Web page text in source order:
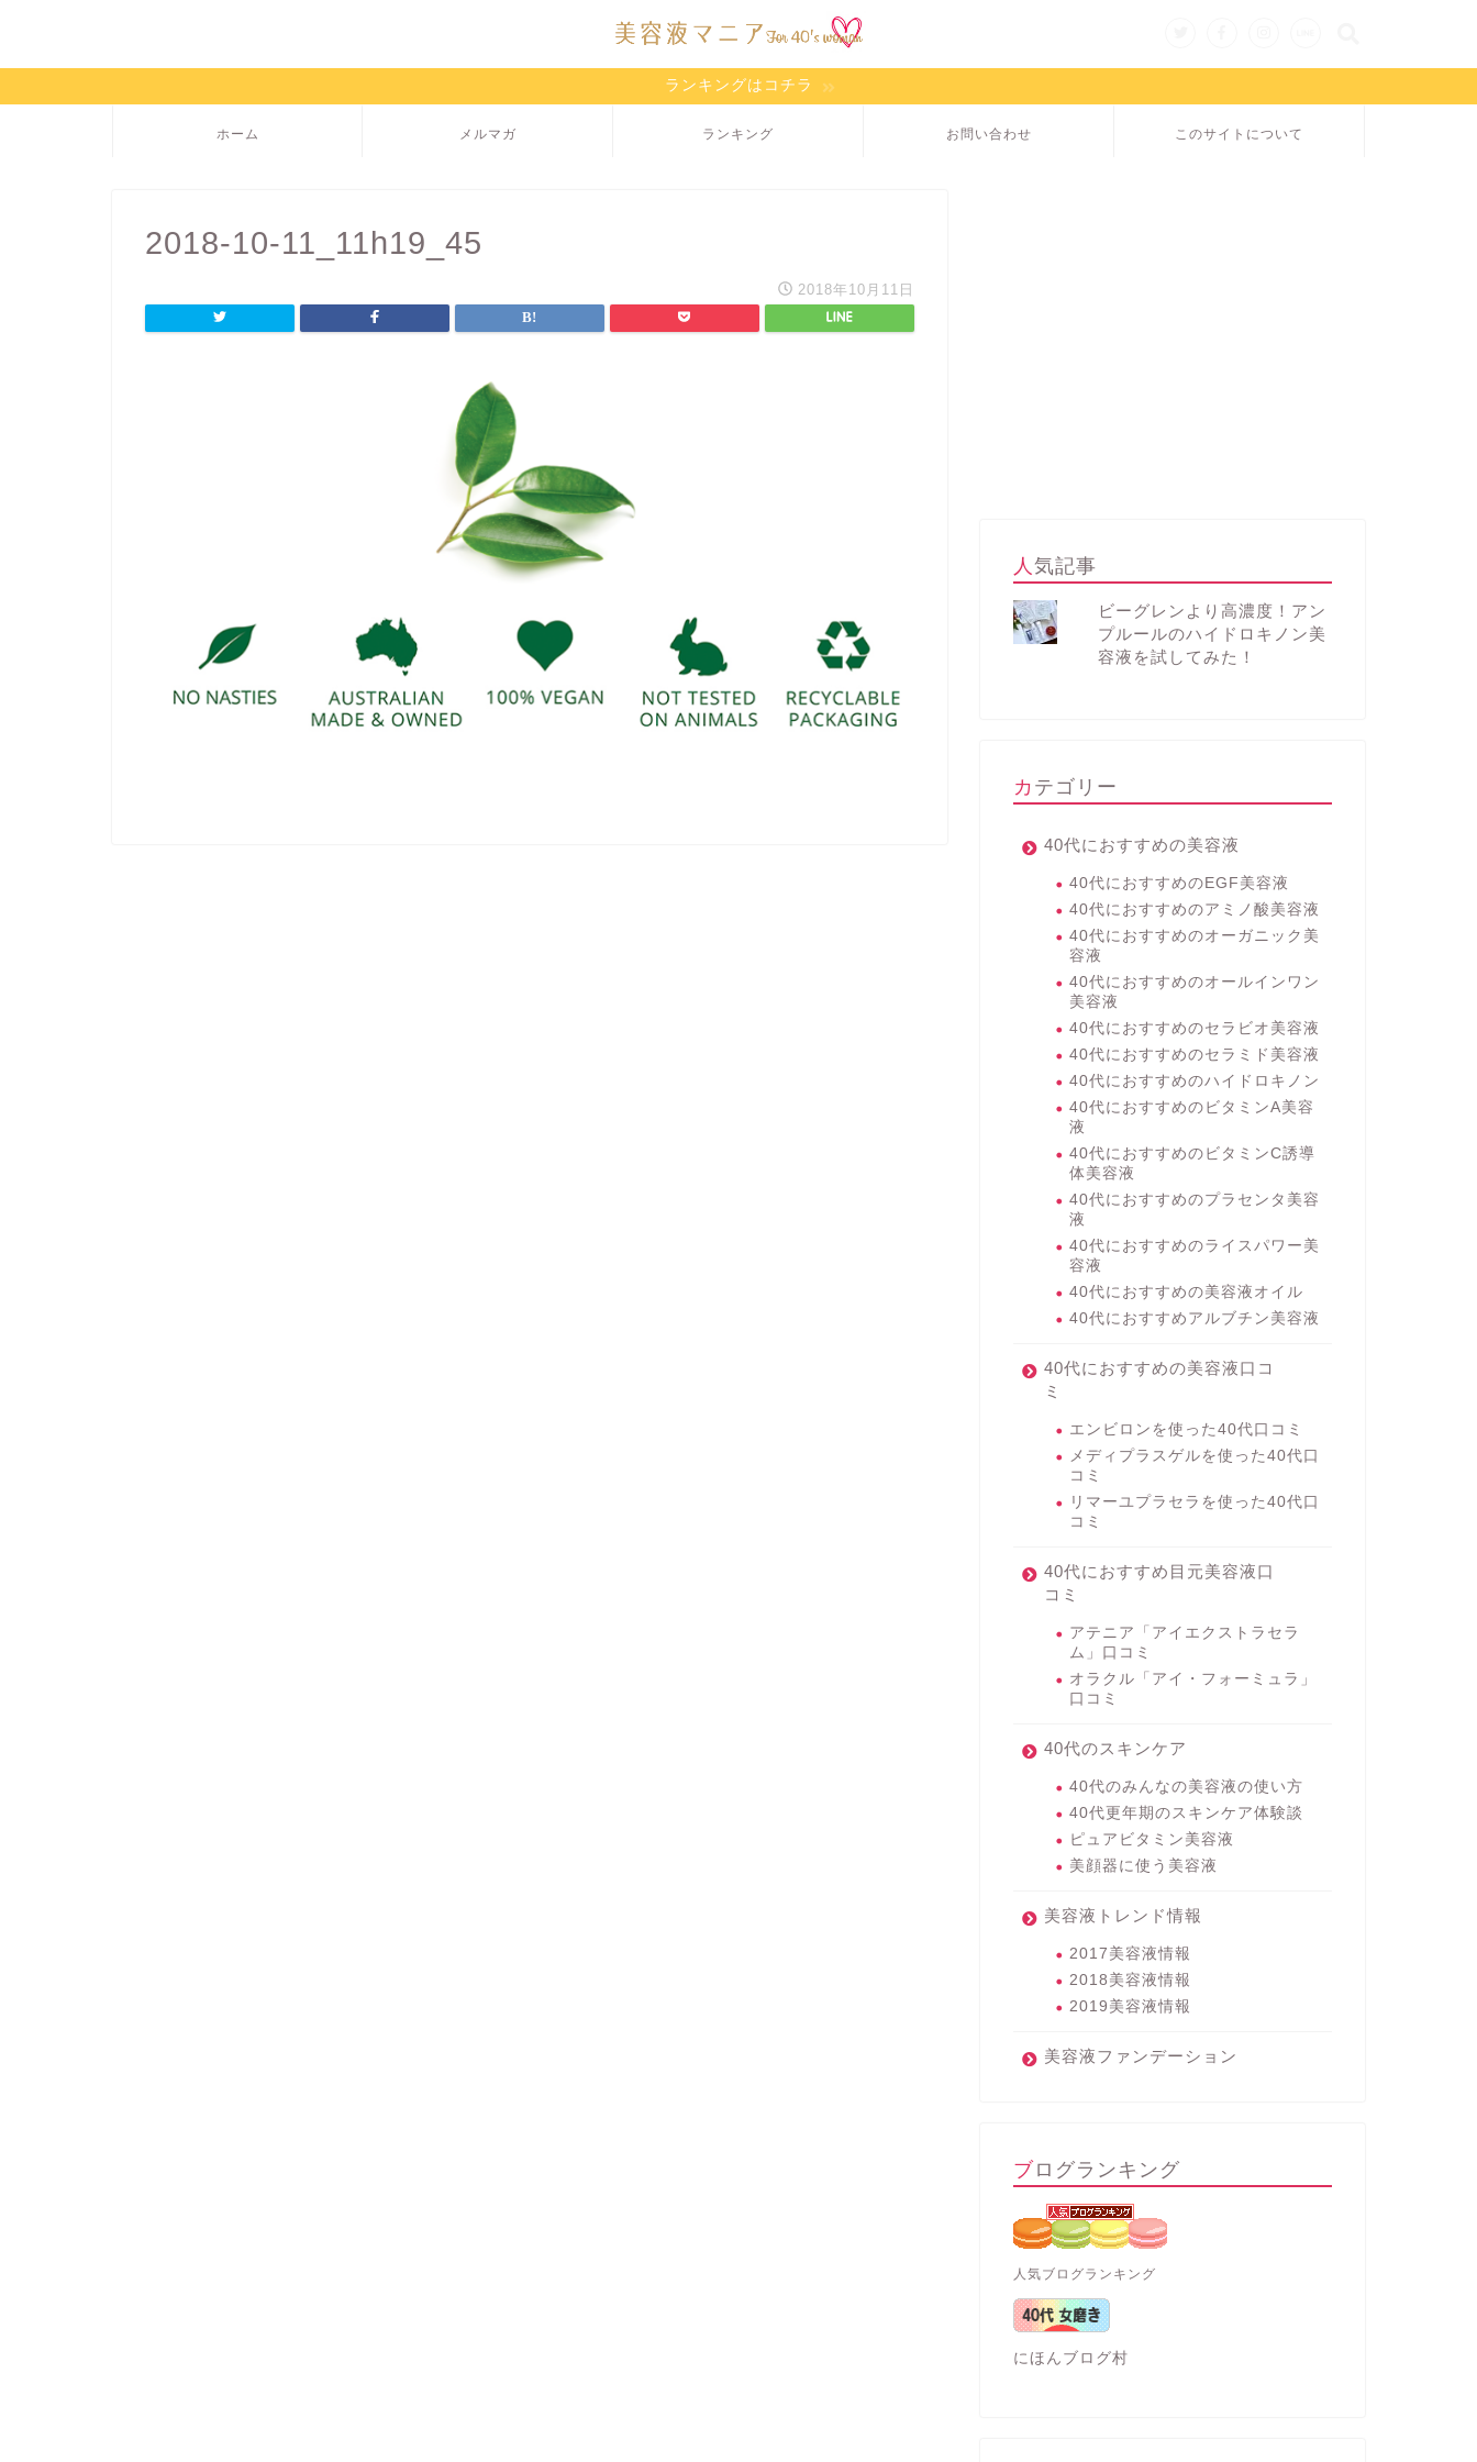
ランキングはコチラ
ホーム メルマガ ランキング お問い合わせ このサイトについて
2018-10-11_11h19_45
2018年10月11日
人気記事
ビーグレンより高濃度！アン
プルールのハイドロキノン美
容液を試してみた！
カテゴリー
40代におすすめの美容液
40代におすすめのEGF美容液
40代におすすめのアミノ酸美容液
40代におすすめのオーガニック美
容液
40代におすすめのオールインワン
美容液
40代におすすめのセラビオ美容液
40代におすすめのセラミド美容液
40代におすすめのハイドロキノン
40代におすすめのビタミンA美容
液
40代におすすめのビタミンC誘導
体美容液
40代におすすめのプラセンタ美容
液
40代におすすめのライスパワー美
容液
40代におすすめの美容液オイル
40代におすすめアルブチン美容液
40代におすすめの美容液口コ
ミ
エンビロンを使った40代口コミ
メディプラスゲルを使った40代口
コミ
リマーユプラセラを使った40代口
コミ
40代におすすめ目元美容液口
コミ
アテニア「アイエクストラセラ
ム」口コミ
オラクル「アイ・フォーミュラ」
口コミ
40代のスキンケア
40代のみんなの美容液の使い方
40代更年期のスキンケア体験談
ピュアビタミン美容液
美顔器に使う美容液
美容液トレンド情報
2017美容液情報
2018美容液情報
2019美容液情報
美容液ファンデーション
ブログランキング
人気ブログランキング
にほんブログ村